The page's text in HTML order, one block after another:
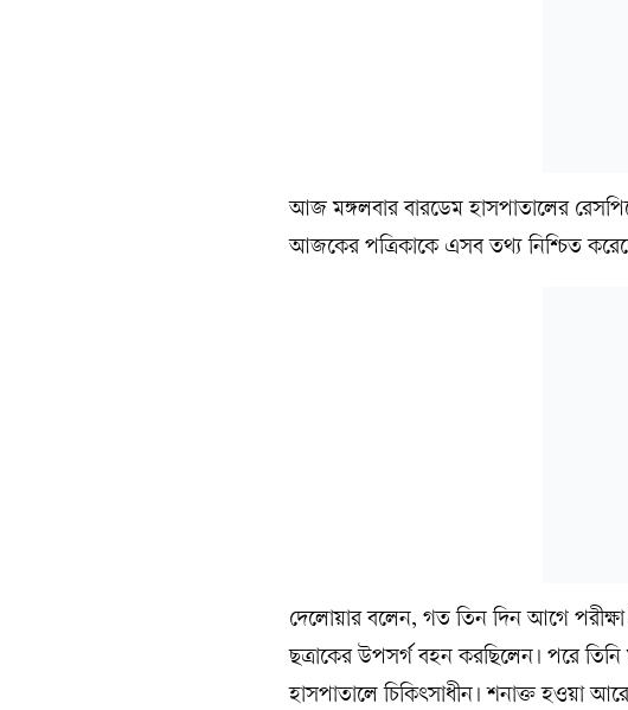
আজ মঙ্গলবার বারডেম হাসপাতালের
আজকের পত্রিকাকে এসব তথ্য নিশ্চিত
দেলোয়ার বলেন, গত তিন দিন আগে পরীক্ষা
ছত্রাকের উপসর্গ বহন করছিলেন। পরে
হাসপাতালে চিকিৎসাধীন। শনাক্ত হওয়া